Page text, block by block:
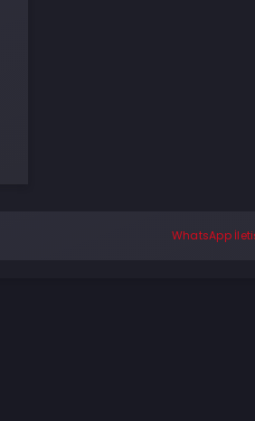
WhatsApp